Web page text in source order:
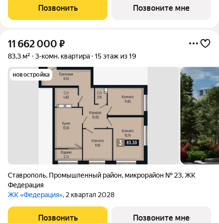
Доваторцев. Зеленый двор способен придать новый уровень
качеству жизни, а его хозяину
Позвонить Позвоните мне
11 662 000 ₽
83,3 м² 3-комн. квартира 15 этаж из 19
новостройка
Ставрополь, Промышленный район, микрорайон № 23,ЖК
Федерация
ЖК «Федерация», 2 квартал 2028
Позвонить Позвоните мне